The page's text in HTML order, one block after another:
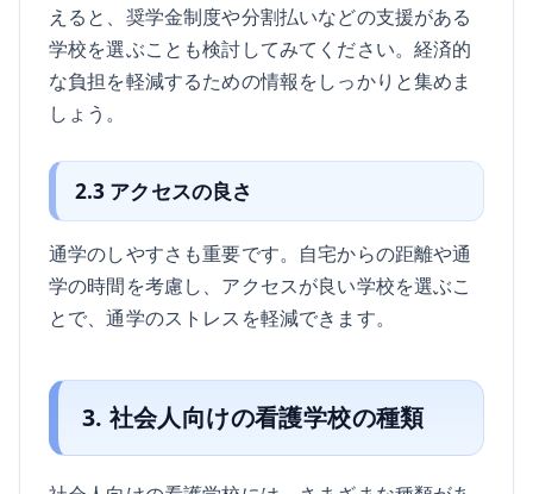
えると、奨学金制度や分割払いなどの支援がある
学校を選ぶことも検討してみてください。経済的
な負担を軽減するための情報をしっかりと集めま
しょう。
2.3 アクセスの良さ
通学のしやすさも重要です。自宅からの距離や通
学の時間を考慮し、アクセスが良い学校を選ぶこ
とで、通学のストレスを軽減できます。
3. 社会人向けの看護学校の種類